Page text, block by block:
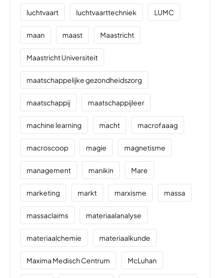
luchtvaart luchtvaarttechniek LUMC
maan maast Maastricht
Maastricht Universiteit
maatschappelijke gezondheidszorg
maatschappij maatschappijleer
machine learning macht macrofaaag
macroscoop magie magnetisme
management manikin Mare
marketing markt marxisme massa
massaclaims materiaalanalyse
materiaalchemie materiaalkunde
Maxima Medisch Centrum McLuhan